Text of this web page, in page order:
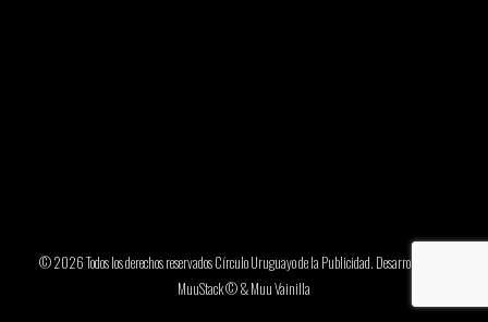
© 2026 Todos los derechos reservados Círculo Uruguayo de la Publicidad. Desarrollado por
MuuStack ©&Muu Vainilla